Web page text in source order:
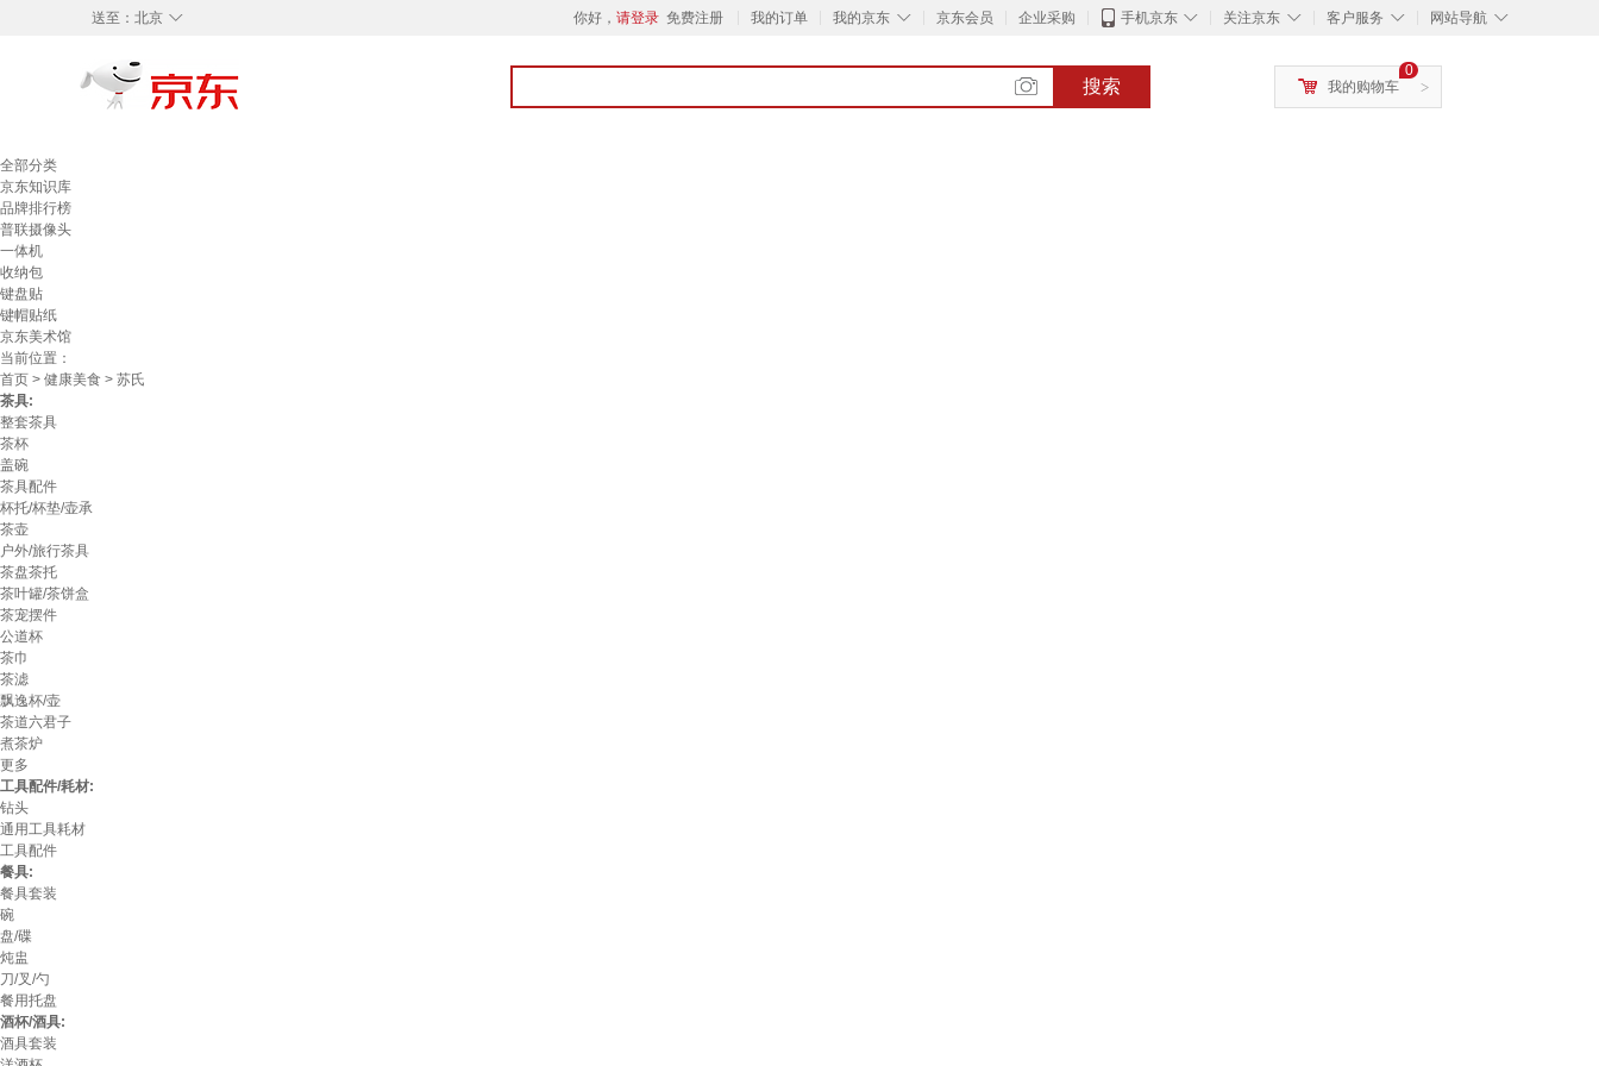
◇
送至： 北京 你好， 请登录 免费注册 我的订单 ◇
我的京东 京东会员 企业采购 ◇
手机京东 ◇
关注京东 ◇
客户服务 ◇
网站导航
搜索 >
0
我的购物车
全部分类
京东知识库
品牌排行榜
普联摄像头
一体机
收纳包
键盘贴
键帽贴纸
京东美术馆
当前位置：
首页 > 健康美食 > 苏氏
茶具:
整套茶具
茶杯
盖碗
茶具配件
杯托/杯垫/壶承
茶壶
户外/旅行茶具
茶盘茶托
茶叶罐/茶饼盒
茶宠摆件
公道杯
茶巾
茶滤
飘逸杯/壶
茶道六君子
煮茶炉
更多
工具配件/耗材:
钻头
通用工具耗材
工具配件
餐具:
餐具套装
碗
盘/碟
炖盅
刀/叉/勺
餐用托盘
酒杯/酒具:
酒具套装